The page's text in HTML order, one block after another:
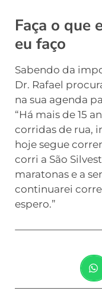
Faça o que
eu faço
Sabendo da
Dr. Rafael
na sua agenda
“Há mais de 15
corridas de rua,
hoje segue
corri a São
maratonas e a
continuarei
espero.”